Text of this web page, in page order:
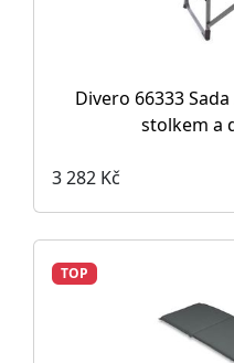
Divero 66333
stolkem a
3 282 Kč
TOP